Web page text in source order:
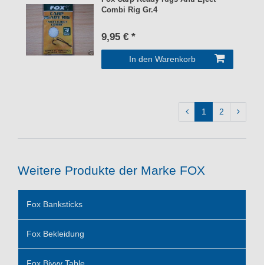
Combi Rig Gr.4
9,95 € *
In den Warenkorb
1 2
Weitere Produkte der Marke FOX
Fox Banksticks
Fox Bekleidung
Fox Bivvy Table